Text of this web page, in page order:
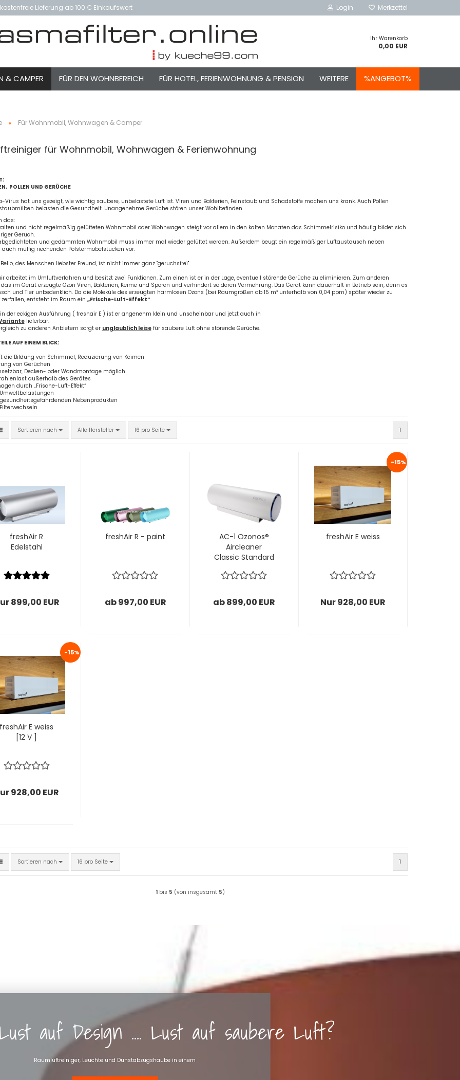
Lieferung ab 100 € Einkaufswert Login Merkzettel
Ihr Warenkorb
0,00 EUR
& CAMPER FÜR DEN WOHNBEREICH FÜR HOTEL, FERIENWOHNUNG & PENSION %ANGEBOT%
WEITERE
» Für Wohnmobil, Wohnwagen & Camper
für Wohnmobil, Wohnwagen & Ferienwohnung
POLLEN UND GERÜCHE
Virus hat uns gezeigt, wie wichtig saubere, unbelastete Luft ist. Viren und Bakterien, Feinstaub und Schadstoffe machen uns krank. Auch Pollen
belasten die Gesundheit. Unangenehme Gerüche stören unser Wohlbefinden.
das:
und nicht regelmäßig gelüfteten Wohnmobil oder Wohnwagen steigt vor allem in den kalten Monaten das Schimmelrisiko und häufig bildet sich
Geruch.
und gedämmten Wohnmobil muss immer mal wieder gelüftet werden. Außerdem beugt ein regelmäßiger Luftaustausch neben
muffig riechenden Polstermöbelstücken vor.
des Menschen liebster Freund, ist nicht immer ganz "geruchsfrei".
arbeitet im Umluftverfahren und besitzt zwei Funktionen. Zum einen ist er in der Lage, eventuell störende Gerüche zu eliminieren. Zum anderen
im Gerät erzeugte Ozon Viren, Bakterien, Keime und Sporen und verhindert so deren Vermehrung. Das Gerät kann dauerhaft in Betrieb sein, denn es
und Tier unbedenklich. Da die Moleküle des erzeugten harmlosen Ozons (bei Raumgrößen ab 15 m³ unterhalb von 0,04 ppm) später wieder zu
zerfallen, entsteht im Raum ein „Frische-Luft-Effekt“.
der eckigen Ausführung ( freshair E ) ist er angenehm klein und unscheinbar und jetzt auch in
lieferbar.
zu anderen Anbietern sorgt er unglaublich leisefür saubere Luft ohne störende Gerüche.
AUF EINEM BLICK:
die Bildung von Schimmel, Reduzierung von Keimen
von Gerüchen
Decken- oder Wandmontage möglich
außerhalb des Gerätes
durch „Frische-Luft-Effekt“
Nebenprodukten
Sortieren nach
Sortieren nach Alle Hersteller 16 pro Seite
pro Seite 1
freshAir R
Edelstahl
899,00 EUR
freshAir R - paint
ab 997,00 EUR
AC-1 Ozonos®
Aircleaner
Classic Standard
ab 899,00 EUR
-15%
freshAir E weiss
Nur 928,00 EUR
-15%
freshAir E weiss
[12 V ]
928,00 EUR
Sortieren nach
Sortieren nach 16 pro Seite
pro Seite 1
1bis 5 (von insgesamt 5)
auf Design .... Lust auf saubere Luft?
Raumluftreiniger, Leuchte und Dunstabzugshaube in einem